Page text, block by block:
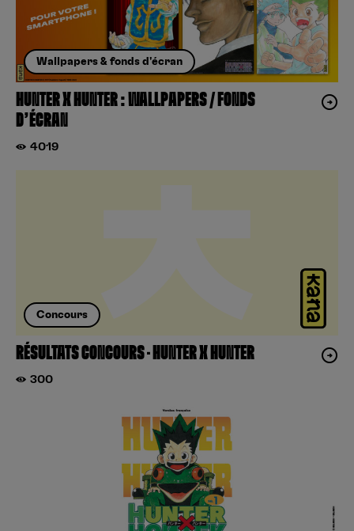
Wallpapers & fonds d'écran
HUNTER X HUNTER : WALLPAPERS / FONDS
D’ÉCRAN
4019
Concours
RÉSULTATS CONCOURS – HUNTER X HUNTER
300